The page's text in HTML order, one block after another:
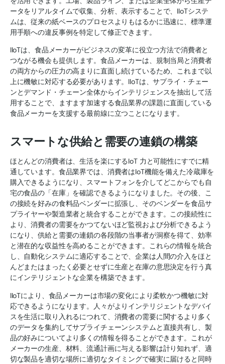
ータをリアルタイムで収集、分析、表示することで、IIoTシステ
ムは、従来の紙ベースのプロセスよりもはるかに迅速に、標準運
用手順への違反事例を特定して修正できます。
IIoTは、食品メーカーがビジネスの変革に役立つ方法で消費者と
つながる機会も提供します。食品メーカーは、規制当局と消費者
の両方からの圧力の高まりに直面し続けているため、これまで以
上に機敏に対応する必要があります。IIoTは、サプライ・チェー
ンとデマンド・チェーン全体からインテリジェンスを抽出して活
用することで、ますます加速する食品業界の課題に直面している
食品メーカーを支援する最前線に立つことになります。
スマートな供給と需要の連鎖の構築
ほとんどの消費者は、生活を楽にするIoT 力と可能性にすでに精
通しています。食品業界では、消費者はIoT機能を備えた冷蔵庫を
購入できるようになり、スマートフォンを介してどこからでも自
宅の食品の「在庫」を確認できるようになりました。その後、こ
の接続を好みの食料品ベンダーに拡張し、そのベンダーを食品サ
プライヤーや製造業者と統合することができます。この接続性に
より、消費者の需要をかつてないほど監視および分析できるよう
になり、供給と需要の連鎖の各段階の当事者が洞察を得て、効率
と潜在的な収益性を高めることができます。これらの情報を統合
し、自動化システムに適応することで、企業は人間の介入をほと
んどまたはまったく必要とせずに生産と在庫の意思決定を行う真
にインテリジェントな企業を構築できます。
IIoTにより、食品メーカーは市場の変化により柔軟かつ機敏に対
応できるようになります。人々がよりインテリジェントなデバイ
スを生活に取り入れるにつれて、消費者の需要に関するより多く
のデータを集約してサプライチェーンシステムと直接共有し、製
品の好みについてより多くの情報を得ることができます。これが
メーカーの生産、材料、流通計画に与える影響は計り知れず、適
切な製品を適切な場所に適切なタイミングで確実に届けると同時